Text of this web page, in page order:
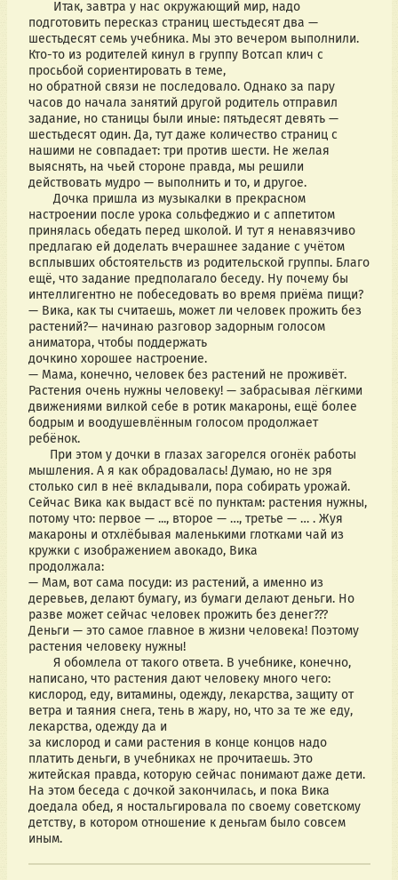
подготовить пересказ страниц шестьдесят два —
шестьдесят семь учебника. Мы это вечером выполнили.
Кто-то из родителей кинул в группу Вотсап клич с
просьбой сориентировать в теме,
но обратной связи не последовало. Однако за пару
часов до начала занятий другой родитель отправил
задание, но станицы были иные: пятьдесят девять —
шестьдесят один. Да, тут даже количество страниц с
нашими не совпадает: три против шести. Не желая
выяснять, на чьей стороне правда, мы решили
действовать мудро — выполнить и то, и другое.
       Дочка пришла из музыкалки в прекрасном
настроении после урока сольфеджио и с аппетитом
принялась обедать перед школой. И тут я ненавязчиво
предлагаю ей доделать вчерашнее задание с учётом
всплывших обстоятельств из родительской группы. Благо
ещё, что задание предполагало беседу. Ну почему бы
интеллигентно не побеседовать во время приёма пищи?
— Вика, как ты считаешь, может ли человек прожить без
растений?— начинаю разговор задорным голосом
аниматора, чтобы поддержать
дочкино хорошее настроение.
— Мама, конечно, человек без растений не проживёт.
Растения очень нужны человеку! — забрасывая лёгкими
движениями вилкой себе в ротик макароны, ещё более
бодрым и воодушевлённым голосом продолжает
ребёнок.
мышления. А я как обрадовалась! Думаю, но не зря
столько сил в неё вкладывали, пора собирать урожай.
Сейчас Вика как выдаст всё по пунктам: растения нужны,
потому что: первое — ..., второе — …, третье — … . Жуя
макароны и отхлёбывая маленькими глотками чай из
кружки с изображением авокадо, Вика
продолжала:
— Мам, вот сама посуди: из растений, а именно из
деревьев, делают бумагу, из бумаги делают деньги. Но
разве может сейчас человек прожить без денег???
Деньги — это самое главное в жизни человека! Поэтому
растения человеку нужны!
написано, что растения дают человеку много чего:
кислород, еду, витамины, одежду, лекарства, защиту от
ветра и таяния снега, тень в жару, но, что за те же еду,
лекарства, одежду да и
за кислород и сами растения в конце концов надо
платить деньги, в учебниках не прочитаешь. Это
житейская правда, которую сейчас понимают даже дети.
На этом беседа с дочкой закончилась, и пока Вика
доедала обед, я ностальгировала по своему советскому
детству, в котором отношение к деньгам было совсем
иным.